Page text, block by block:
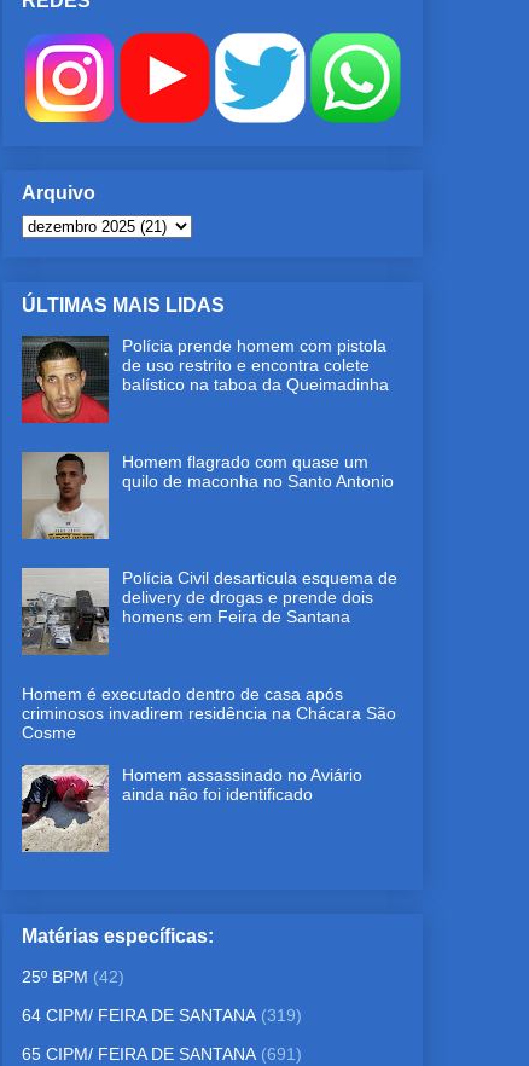
Arquivo
ÚLTIMAS MAIS LIDAS
Polícia prende homem com pistola
de uso restrito e encontra colete
balístico na taboa da Queimadinha
Homem flagrado com quase um
quilo de maconha no Santo Antonio
Polícia Civil desarticula esquema de
delivery de drogas e prende dois
homens em Feira de Santana
Homem é executado dentro de casa após
criminosos invadirem residência na Chácara São
Cosme
Homem assassinado no Aviário
ainda não foi identificado
Matérias específicas:
25º BPM (42)
64 CIPM/ FEIRA DE SANTANA (319)
65 CIPM/ FEIRA DE SANTANA (691)